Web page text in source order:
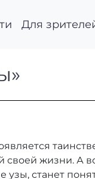
Для
своей жизни. А
узы, станет